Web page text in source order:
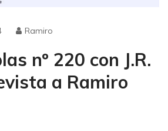
Ramiro
nº 220 con J.R.
a Ramiro